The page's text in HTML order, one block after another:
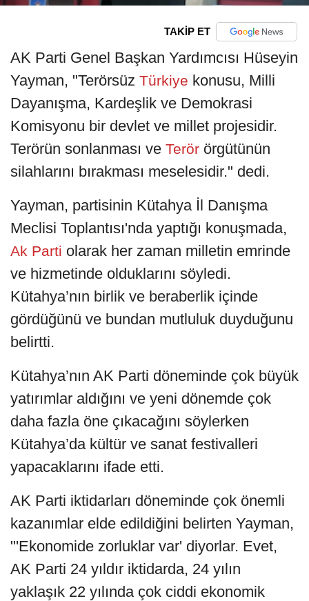
TAKİP ET
AK Parti Genel Başkan Yardımcısı Hüseyin
Yayman, "Terörsüz Türkiye konusu, Milli
Dayanışma, Kardeşlik ve Demokrasi
Komisyonu bir devlet ve millet projesidir.
Terörün sonlanması ve Terör örgütünün
silahlarını bırakması meselesidir." dedi.
Yayman, partisinin Kütahya İl Danışma
Meclisi Toplantısı'nda yaptığı konuşmada,
Ak Parti olarak her zaman milletin emrinde
ve hizmetinde olduklarını söyledi.
Kütahya’nın birlik ve beraberlik içinde
gördüğünü ve bundan mutluluk duyduğunu
belirtti.
Kütahya’nın AK Parti döneminde çok büyük
yatırımlar aldığını ve yeni dönemde çok
daha fazla öne çıkacağını söylerken
Kütahya’da kültür ve sanat festivalleri
yapacaklarını ifade etti.
AK Parti iktidarları döneminde çok önemli
kazanımlar elde edildiğini belirten Yayman,
"'Ekonomide zorluklar var' diyorlar. Evet,
AK Parti 24 yıldır iktidarda, 24 yılın
yaklaşık 22 yılında çok ciddi ekonomik